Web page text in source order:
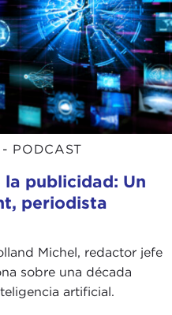
- PODCAST
publicidad: Un
periodista
Michel, redactor jefe
sobre una década
artificial.